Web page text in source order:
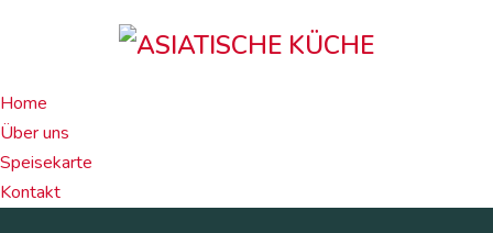
Home
Über uns
Speisekarte
Kontakt